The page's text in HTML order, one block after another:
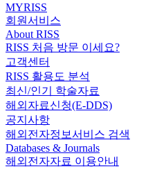
MYRISS
회원서비스
About RISS
RISS 처음 방문 이세요?
고객센터
RISS 활용도 분석
최신/인기 학술자료
해외자료신청(E-DDS)
공지사항
해외전자정보서비스 검색
Databases & Journals
해외전자자료 이용안내